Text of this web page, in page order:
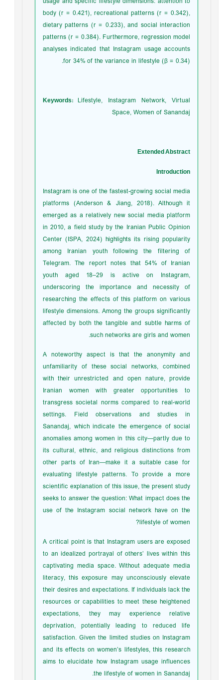
body (r = 0.421), recreational patterns (r = 0.342),
dietary patterns (r = 0.233), and social interaction
patterns (r = 0.384). Furthermore, regression model
analyses indicated that Instagram usage accounts
for 34% of the variance in lifestyle (β = 0.34).
Keywords:Lifestyle, Instagram Network, Virtual
Space, Women of Sanandaj
Extended Abstract
Introduction
Instagram is one of the fastest-growing social media
platforms (Anderson & Jiang, 2018). Although it
emerged as a relatively new social media platform
in 2010, a field study by the Iranian Public Opinion
Center (ISPA, 2024) highlights its rising popularity
among Iranian youth following the filtering of
Telegram. The report notes that 54% of Iranian
youth aged 18–29 is active on Instagram,
underscoring the importance and necessity of
researching the effects of this platform on various
lifestyle dimensions. Among the groups significantly
affected by both the tangible and subtle harms of
such networks are girls and women.
A noteworthy aspect is that the anonymity and
unfamiliarity of these social networks, combined
with their unrestricted and open nature, provide
Iranian women with greater opportunities to
transgress societal norms compared to real-world
settings. Field observations and studies in
Sanandaj, which indicate the emergence of social
anomalies among women in this city—partly due to
its cultural, ethnic, and religious distinctions from
other parts of Iran—make it a suitable case for
evaluating lifestyle patterns. To provide a more
scientific explanation of this issue, the present study
seeks to answer the question: What impact does the
use of the Instagram social network have on the
lifestyle of women?
A critical point is that Instagram users are exposed
to an idealized portrayal of others’ lives within this
captivating media space. Without adequate media
literacy, this exposure may unconsciously elevate
their desires and expectations. If individuals lack the
resources or capabilities to meet these heightened
expectations, they may experience relative
deprivation, potentially leading to reduced life
satisfaction. Given the limited studies on Instagram
and its effects on women’s lifestyles, this research
aims to elucidate how Instagram usage influences
the lifestyle of women in Sanandaj.